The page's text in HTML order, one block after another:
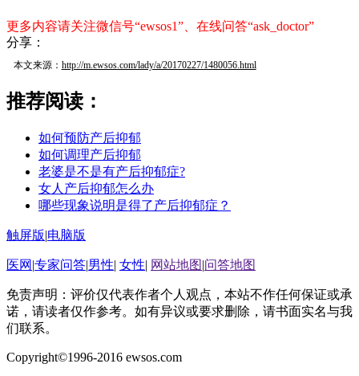
更多内容请关注微信号“ewsos1”、在线问答“ask_doctor”
分享：
本文来源： http://m.ewsos.com/lady/a/20170227/1480056.html
推荐阅读：
如何预防产后抑郁
如何调理产后抑郁
老婆是不是有产后抑郁症?
女人产后抑郁怎么办
哪些现象说明是得了产后抑郁症？
触屏版|电脑版
医网 |专家问答|男性| 女性| 网站地图 |问答地图
免责声明：评价仅代表作者个人观点，本站不作任何保证或承
诺，请读者仅作参考。如有异议或要求删除，请书面实名与我
们联系。
Copyright©1996-2016 ewsos.com